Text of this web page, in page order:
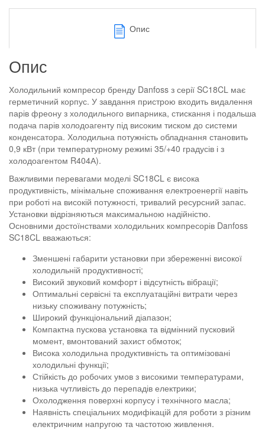
Опис
Опис
Холодильний компресор бренду Danfoss з серії SC18CL має
герметичний корпус. У завдання пристрою входить видалення
парів фреону з холодильного випарника, стискання і подальша
подача парів холодоагенту під високим тиском до системи
конденсатора. Холодильна потужність обладнання становить
0,9 кВт (при температурному режимі 35/+40 градусів і з
холодоагентом R404А).
Важливими перевагами моделі SC18CL є висока
продуктивність, мінімальне споживання електроенергії навіть
при роботі на високій потужності, тривалий ресурсний запас.
Установки відрізняються максимальною надійністю.
Основними достоїнствами холодильних компресорів Danfoss
SC18CL вважаються:
Зменшені габарити установки при збереженні високої
холодильній продуктивності;
Високий звуковий комфорт і відсутність вібрації;
Оптимальні сервісні та експлуатаційні витрати через
низьку споживану потужність;
Широкий функціональний діапазон;
Компактна пускова установка та відмінний пусковий
момент, вмонтований захист обмоток;
Висока холодильна продуктивність та оптимізовані
холодильні функції;
Стійкість до робочих умов з високими температурами,
низька чутливість до перепадів електрики;
Охолодження поверхні корпусу і технічного масла;
Наявність спеціальних модифікацій для роботи з різним
електричним напругою та частотою живлення.